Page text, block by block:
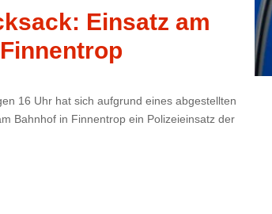
Einsatz am
16 Uhr hat sich aufgrund eines abgestellten
Bahnhof in Finnentrop ein Polizeieinsatz der